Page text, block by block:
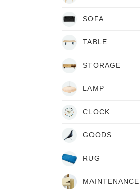
SOFA
TABLE
STORAGE
LAMP
CLOCK
GOODS
RUG
MAINTENANCE